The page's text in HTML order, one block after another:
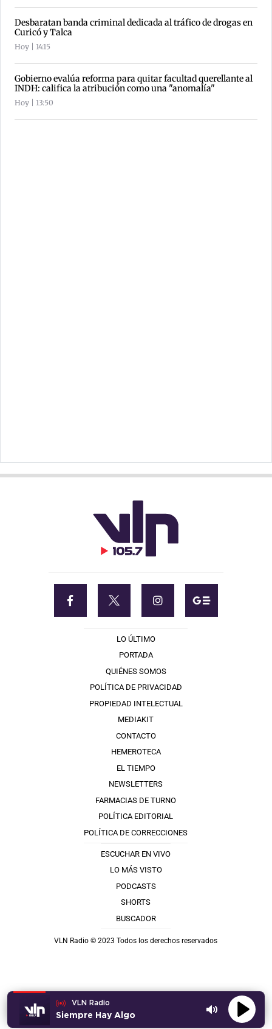
Desbaratan banda criminal dedicada al tráfico de drogas en
Curicó y Talca
Hoy | 14:15
Gobierno evalúa reforma para quitar facultad querellante al
INDH: califica la atribución como una "anomalía"
Hoy | 13:50
VLN Radio
Siempre Hay Algo
LO ÚLTIMO
PORTADA
QUIÉNES SOMOS
POLÍTICA DE PRIVACIDAD
PROPIEDAD INTELECTUAL
MEDIAKIT
CONTACTO
HEMEROTECA
EL TIEMPO
NEWSLETTERS
FARMACIAS DE TURNO
POLÍTICA EDITORIAL
POLÍTICA DE CORRECCIONES
ESCUCHAR EN VIVO
LO MÁS VISTO
PODCASTS
SHORTS
BUSCADOR
VLN Radio © 2023 Todos los derechos reservados